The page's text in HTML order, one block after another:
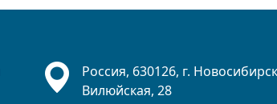
Россия, 630126, г.
Вилюйская, 28